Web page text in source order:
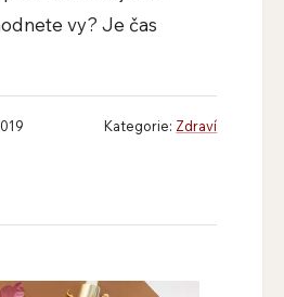
vy? Je čas
Kategorie: Zdraví